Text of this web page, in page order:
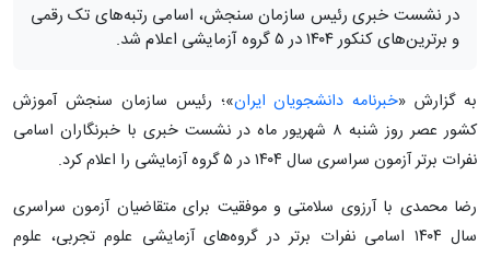
در نشست خبری رئیس سازمان سنجش، اسامی رتبه‌های تک رقمی
و برترین‌های کنکور ۱۴۰۴ در ۵ گروه آزمایشی اعلام شد.
به گزارش «خبرنامه دانشجویان ایران»؛ رئیس سازمان سنجش آموزش
کشور عصر روز شنبه ۸ شهریور ماه در نشست خبری با خبرنگاران اسامی
نفرات برتر آزمون سراسری سال ۱۴۰۴ در ۵ گروه آزمایشی را اعلام کرد.
رضا محمدی با آرزوی سلامتی و موفقیت برای متقاضیان آزمون سراسری
سال ۱۴۰۴ اسامی نفرات برتر در گروه‌های آزمایشی علوم تجربی، علوم